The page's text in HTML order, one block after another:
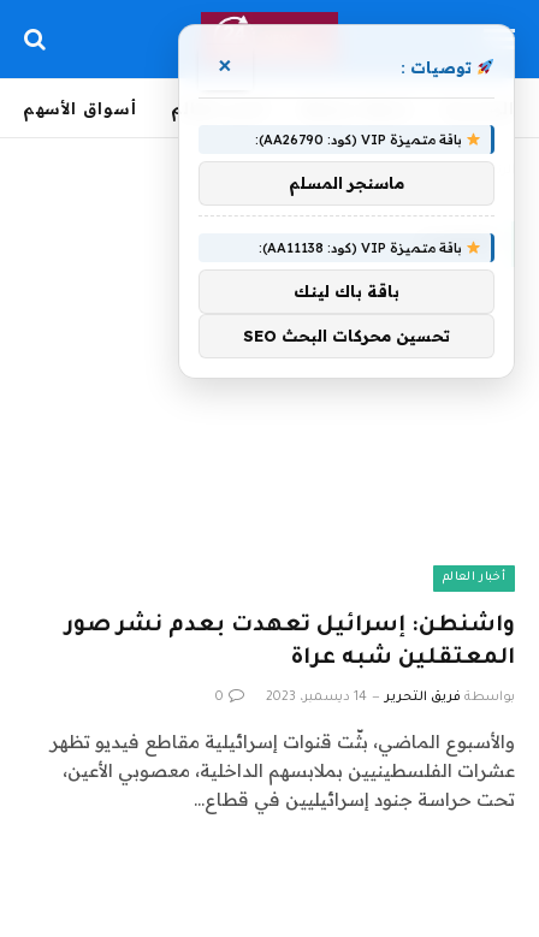
أخبار العالم أسواق الأسهم
تعهدت
أخبار العالم
واشنطن: إسرائيل تعهدت بعدم نشر صور
المعتقلين شبه عراة
بواسطة فريق التحرير 14 ديسمبر، 2023 0
والأسبوع الماضي، بثّت قنوات إسرائيلية مقاطع فيديو تظهر
عشرات الفلسطينيين بملابسهم الداخلية، معصوبي الأعين،
تحت حراسة جنود إسرائيليين في قطاع…
توصيات : ×
باقة متميزة VIP (كود: AA26790):
ماسنجر المسلم
باقة متميزة VIP (كود: AA11138):
باقة باك لينك
تحسين محركات البحث SEO